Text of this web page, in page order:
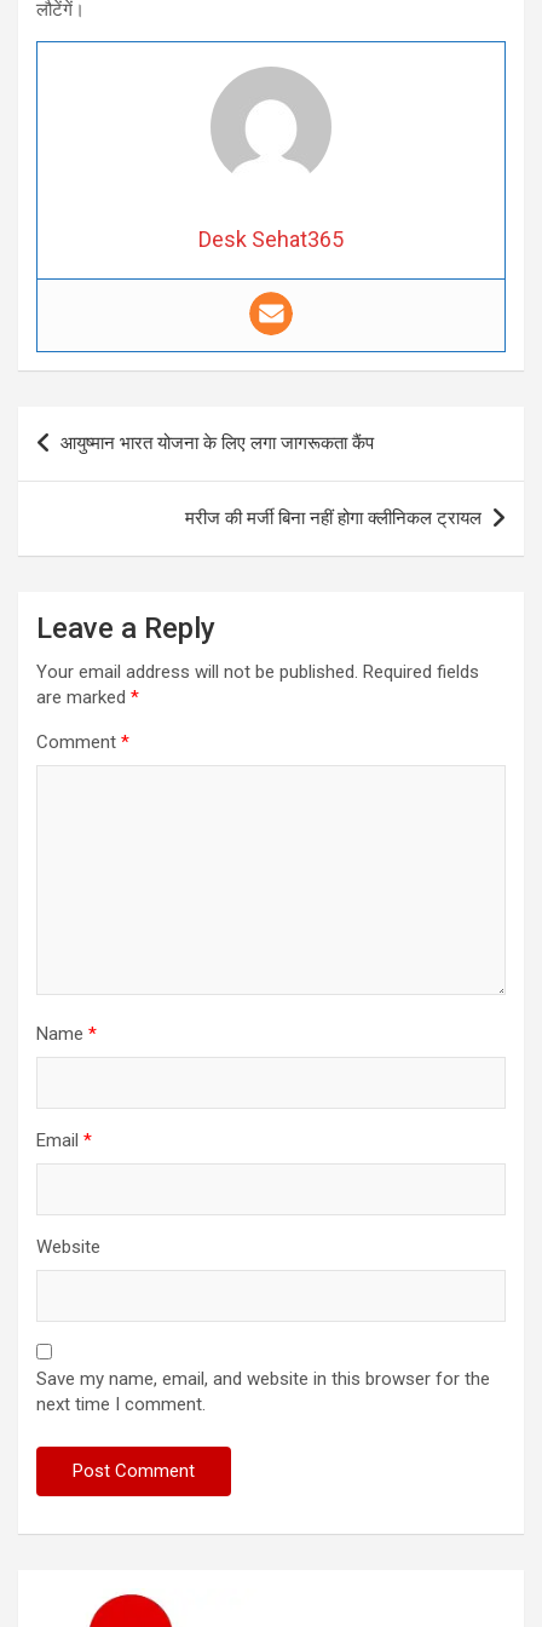
लौटेंगें।
Desk Sehat365
Post
navigation
आयुष्मान भारत योजना के लिए लगा जागरूकता कैंप
मरीज की मर्जी बिना नहीं होगा क्लीनिकल ट्रायल
Leave a Reply
Your email address will not be published. Required fields
are marked *
Comment *
Name *
Email *
Website
Save my name, email, and website in this browser for the
next time I comment.